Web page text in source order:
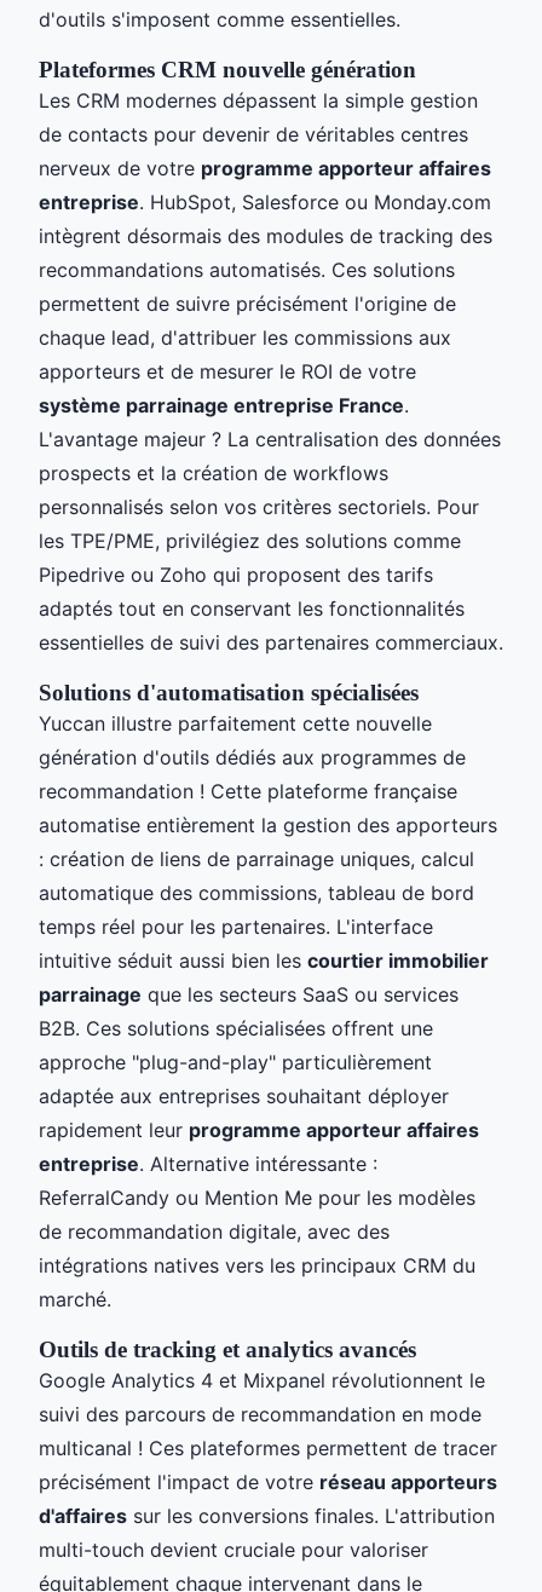
d'outils s'imposent comme essentielles.
Plateformes CRM nouvelle génération
Les CRM modernes dépassent la simple gestion
de contacts pour devenir de véritables centres
nerveux de votre programme apporteur affaires
entreprise. HubSpot, Salesforce ou Monday.com
intègrent désormais des modules de tracking des
recommandations automatisés. Ces solutions
permettent de suivre précisément l'origine de
chaque lead, d'attribuer les commissions aux
apporteurs et de mesurer le ROI de votre
système parrainage entreprise France.
L'avantage majeur ? La centralisation des données
prospects et la création de workflows
personnalisés selon vos critères sectoriels. Pour
les TPE/PME, privilégiez des solutions comme
Pipedrive ou Zoho qui proposent des tarifs
adaptés tout en conservant les fonctionnalités
essentielles de suivi des partenaires commerciaux.
Solutions d'automatisation spécialisées
Yuccan illustre parfaitement cette nouvelle
génération d'outils dédiés aux programmes de
recommandation ! Cette plateforme française
automatise entièrement la gestion des apporteurs
: création de liens de parrainage uniques, calcul
automatique des commissions, tableau de bord
temps réel pour les partenaires. L'interface
intuitive séduit aussi bien les courtier immobilier
parrainage que les secteurs SaaS ou services
B2B. Ces solutions spécialisées offrent une
approche "plug-and-play" particulièrement
adaptée aux entreprises souhaitant déployer
rapidement leur programme apporteur affaires
entreprise. Alternative intéressante :
ReferralCandy ou Mention Me pour les modèles
de recommandation digitale, avec des
intégrations natives vers les principaux CRM du
marché.
Outils de tracking et analytics avancés
Google Analytics 4 et Mixpanel révolutionnent le
suivi des parcours de recommandation en mode
multicanal ! Ces plateformes permettent de tracer
précisément l'impact de votre réseau apporteurs
d'affaires sur les conversions finales. L'attribution
multi-touch devient cruciale pour valoriser
équitablement chaque intervenant dans le